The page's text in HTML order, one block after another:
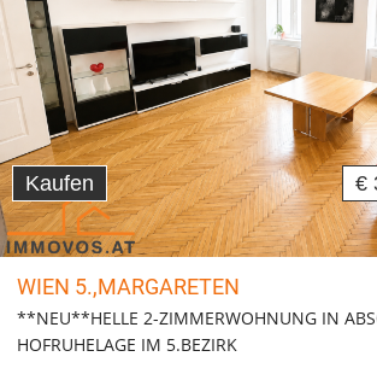
Kaufen €
WIEN 5.,MARGARETEN
**NEU**HELLE 2-ZIMMERWOHNUNG IN
HOFRUHELAGE IM 5.BEZIRK